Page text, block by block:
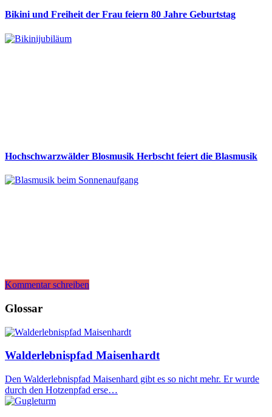
Bikini und Freiheit der Frau feiern 80 Jahre Geburtstag
Hochschwarzwälder Blosmusik Herbscht feiert die Blasmusik
Kommentar schreiben
Glossar
Walderlebnispfad Maisenhardt
Den Walderlebnispfad Maisenhard gibt es so nicht mehr. Er wurde
durch den Hotzenpfad erse…